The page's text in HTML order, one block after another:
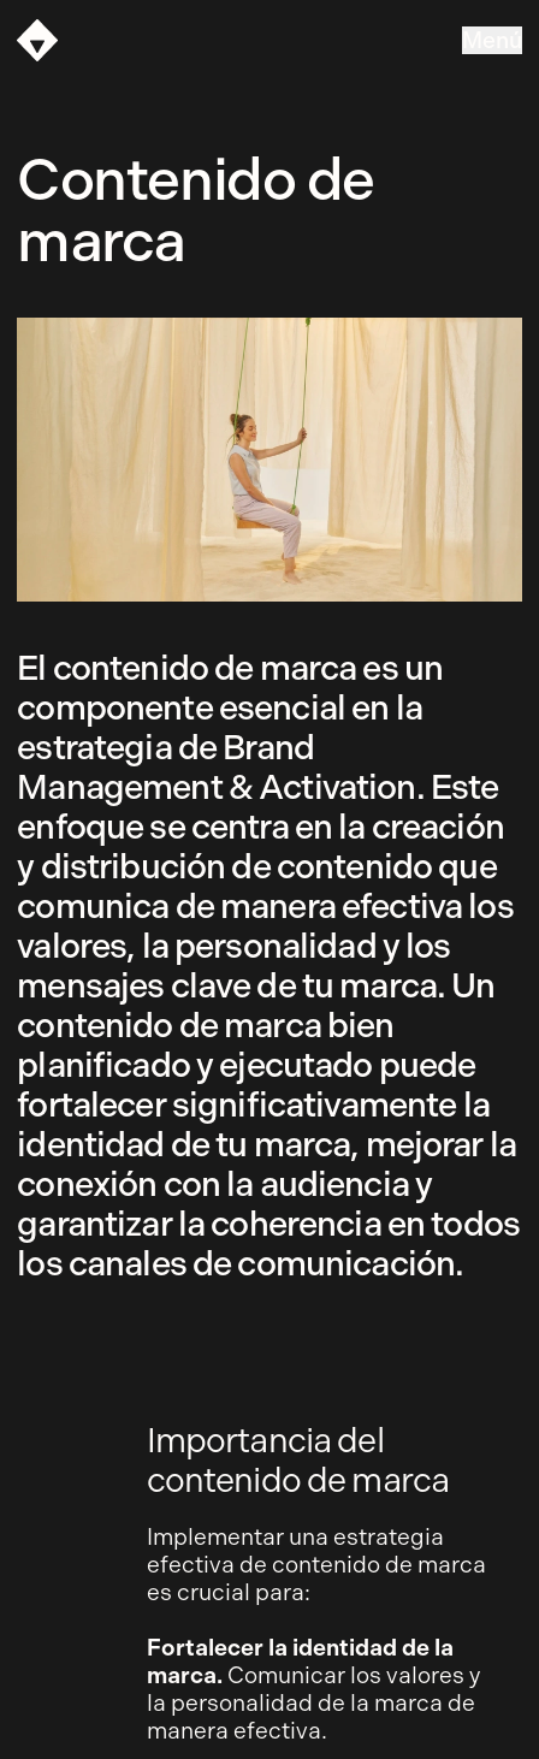
Contenido de
marca
El contenido de marca es un
componente esencial en la
estrategia de Brand
Management & Activation. Este
enfoque se centra en la creación
y distribución de contenido que
comunica de manera efectiva los
valores, la personalidad y los
mensajes clave de tu marca. Un
contenido de marca bien
planificado y ejecutado puede
fortalecer significativamente la
identidad de tu marca, mejorar la
conexión con la audiencia y
garantizar la coherencia en todos
los canales de comunicación.
Importancia del
contenido de marca
Implementar una estrategia
efectiva de contenido de marca
es crucial para:
Fortalecer la identidad de la
marca. Comunicar los valores y
la personalidad de la marca de
manera efectiva.